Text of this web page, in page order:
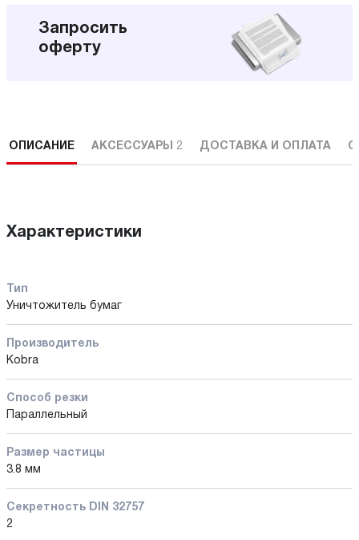
Запросить
оферту
ОПИСАНИЕ АКСЕССУАРЫ 2 ДОСТАВКА И ОПЛАТА
Характеристики
Тип
Уничтожитель бумаг
Производитель
Kobra
Способ резки
Параллельный
Размер частицы
3.8 мм
Секретность DIN 32757
2